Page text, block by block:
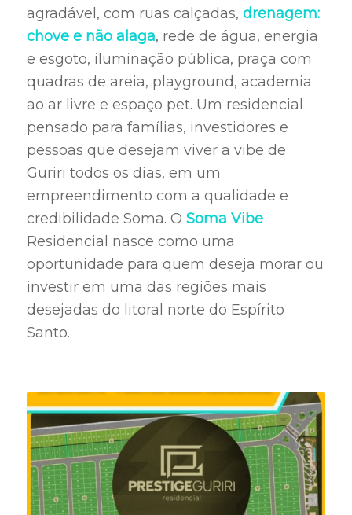
agradável, com ruas calçadas, drenagem:
chove e não alaga, rede de água, energia
e esgoto, iluminação pública, praça com
quadras de areia, playground, academia
ao ar livre e espaço pet. Um residencial
pensado para famílias, investidores e
pessoas que desejam viver a vibe de
Guriri todos os dias, em um
empreendimento com a qualidade e
credibilidade Soma. O Soma Vibe
Residencial nasce como uma
oportunidade para quem deseja morar ou
investir em uma das regiões mais
desejadas do litoral norte do Espírito
Santo.